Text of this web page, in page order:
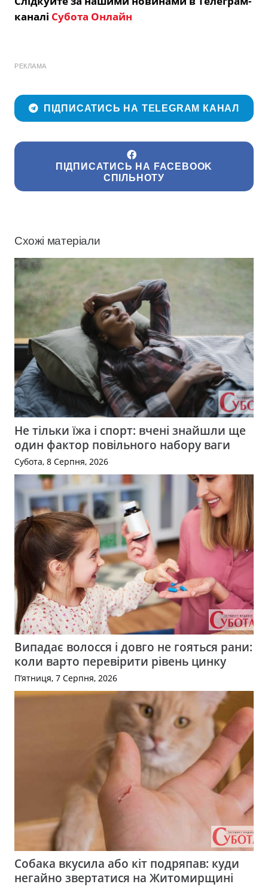
каналі Субота Онлайн
РЕКЛАМА
ПІДПИСАТИСЬ НА TELEGRAM КАНАЛ
ПІДПИСАТИСЬ НА FACEBOOK
СПІЛЬНОТУ
Схожі матеріали
Не тільки їжа і спорт: вчені знайшли ще
один фактор повільного набору ваги
Субота, 8 Серпня, 2026
Випадає волосся і довго не гояться рани:
коли варто перевірити рівень цинку
П’ятниця, 7 Серпня, 2026
Собака вкусила або кіт подряпав: куди
негайно звертатися на Житомирщині